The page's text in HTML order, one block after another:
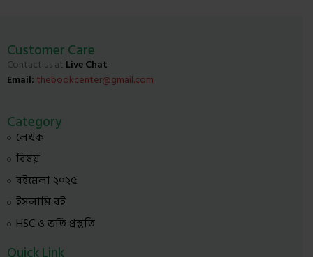
Customer Care
Contact us at Live Chat
Email: thebookcenter@gmail.com
Category
লেখক
বিষয়
বইমেলা ২০২৫
ইসলামি বই
HSC ও ভর্তি প্রস্তুতি